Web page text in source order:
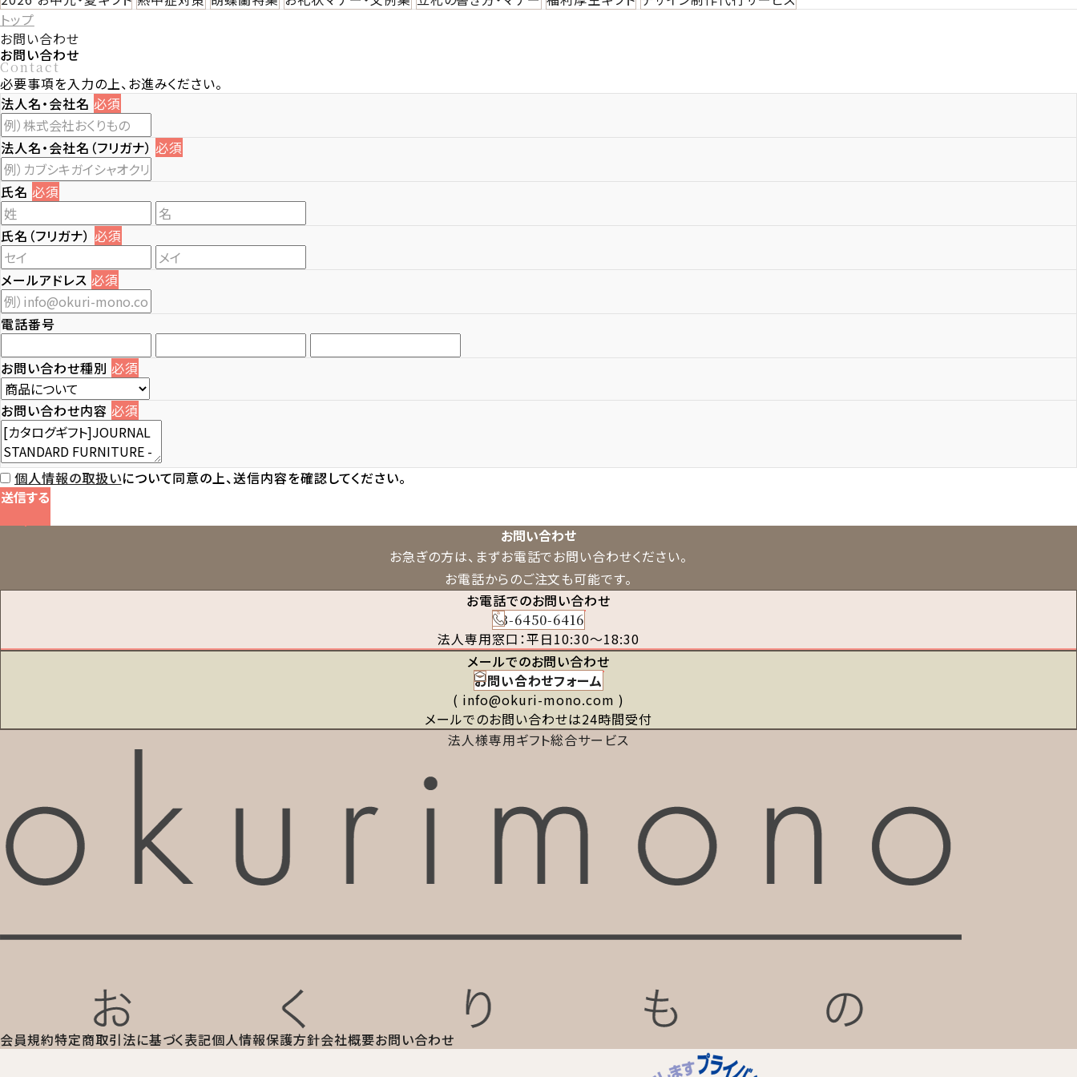
トップ
お問い合わせ
お問い合わせ
Contact
必要事項を入力の上、お進みください。
法人名・会社名 必須
法人名・会社名（フリガナ）必須
氏名 必須
氏名（フリガナ） 必須
メールアドレス 必須
電話番号
お問い合わせ種別 必須
お問い合わせ内容 必須
個人情報の取扱いについて同意の上、送信内容を確認してください。
送信する
お問い合わせ
お急ぎの方は、まずお電話でお問い合わせください。
お電話からのご注文も可能です。
お電話でのお問い合わせ
03-6450-6416
法人専用窓口：平日10:30～18:30
メールでのお問い合わせ
お問い合わせフォーム
( info@okuri-mono.com )
メールでのお問い合わせは24時間受付
法人様専用ギフト総合サービス
会員規約特定商取引法に基づく表記個人情報保護方針会社概要お問い合わせ